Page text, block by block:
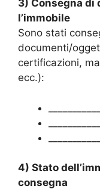
3) Consegna di
l’immobile
Sono stati
documenti/
certificazioni,
ecc.):
4) Stato
consegna